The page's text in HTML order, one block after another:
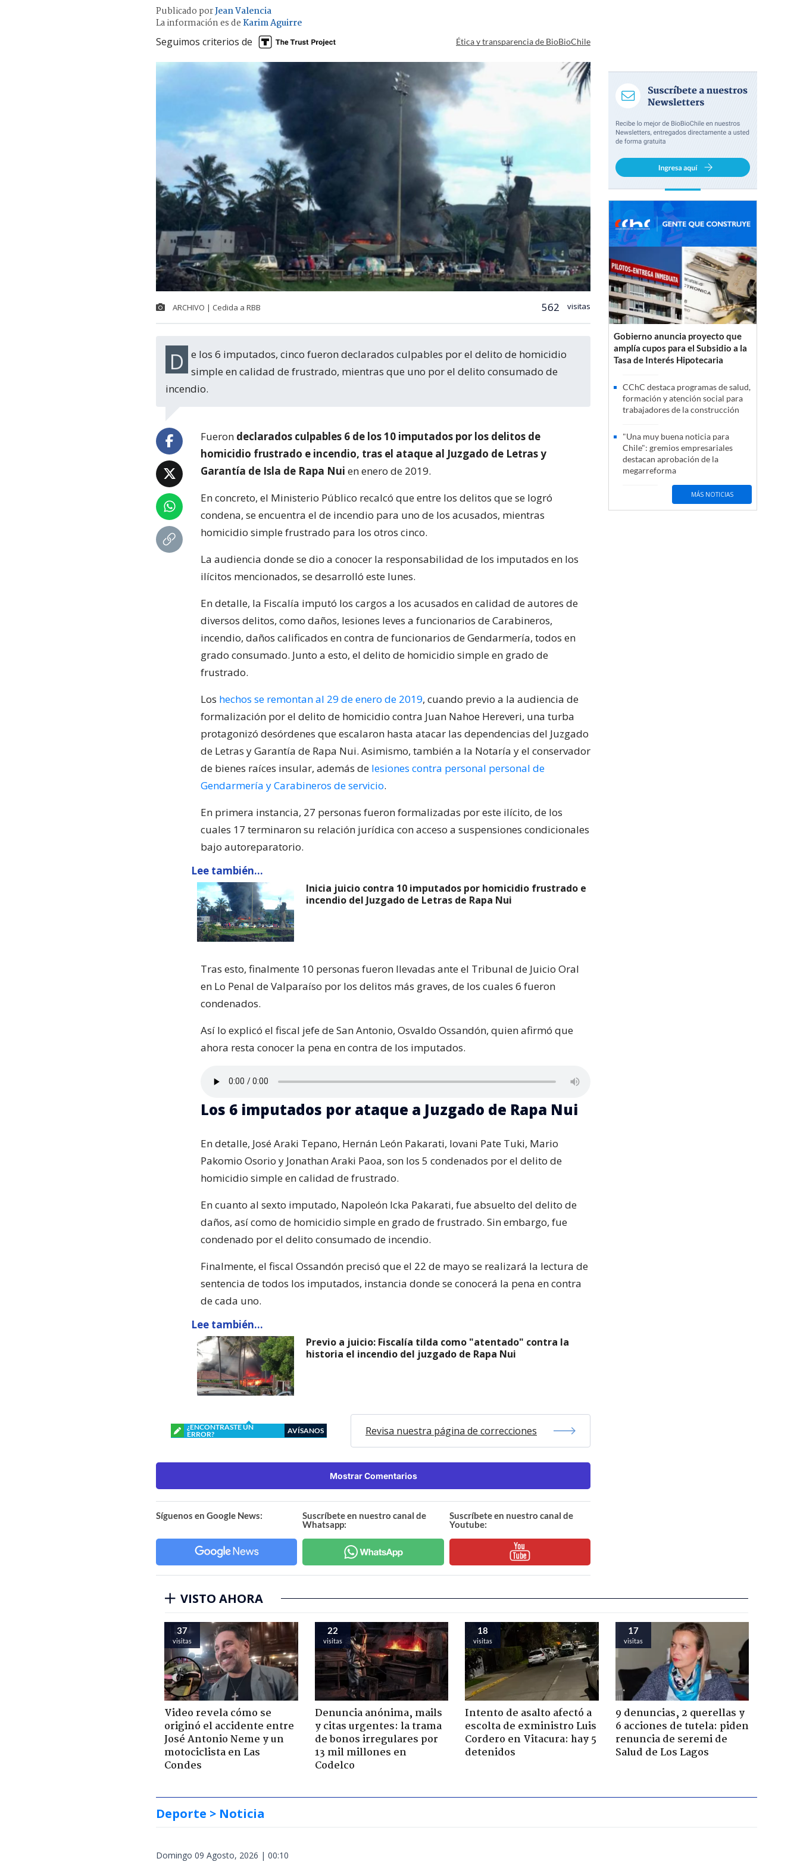
Publicado porJean Valencia
La información es deKarim Aguirre
Seguimos criterios de Ética y transparencia de BioBioChile
ARCHIVO | Cedida a RBB 562 visitas
De los 6 imputados, cinco fueron declarados culpables por el delito de homicidio
simple en calidad de frustrado, mientras que uno por el delito consumado de
incendio.
Fueron declarados culpables 6 de los 10 imputados por los delitos de
homicidio frustrado e incendio, tras el ataque al Juzgado de Letras y
Garantía de Isla de Rapa Nui en enero de 2019.
En concreto, el Ministerio Público recalcó que entre los delitos que se logró
condena, se encuentra el de incendio para uno de los acusados, mientras
homicidio simple frustrado para los otros cinco.
La audiencia donde se dio a conocer la responsabilidad de los imputados en los
ilícitos mencionados, se desarrolló este lunes.
En detalle, la Fiscalía imputó los cargos a los acusados en calidad de autores de
diversos delitos, como daños, lesiones leves a funcionarios de Carabineros,
incendio, daños calificados en contra de funcionarios de Gendarmería, todos en
grado consumado. Junto a esto, el delito de homicidio simple en grado de
frustrado.
Los hechos se remontan al 29 de enero de 2019, cuando previo a la audiencia de
formalización por el delito de homicidio contra Juan Nahoe Hereveri, una turba
protagonizó desórdenes que escalaron hasta atacar las dependencias del Juzgado
de Letras y Garantía de Rapa Nui. Asimismo, también a la Notaría y el conservador
de bienes raíces insular, además de lesiones contra personal personal de
Gendarmería y Carabineros de servicio.
En primera instancia, 27 personas fueron formalizadas por este ilícito, de los
cuales 17 terminaron su relación jurídica con acceso a suspensiones condicionales
bajo autoreparatorio.
Lee también...
Inicia juicio contra 10 imputados por homicidio frustrado e
incendio del Juzgado de Letras de Rapa Nui
Tras esto, finalmente 10 personas fueron llevadas ante el Tribunal de Juicio Oral
en Lo Penal de Valparaíso por los delitos más graves, de los cuales 6 fueron
condenados.
Así lo explicó el fiscal jefe de San Antonio, Osvaldo Ossandón, quien afirmó que
ahora resta conocer la pena en contra de los imputados.
Los 6 imputados por ataque a Juzgado de Rapa Nui
En detalle, José Araki Tepano, Hernán León Pakarati, Iovani Pate Tuki, Mario
Pakomio Osorio y Jonathan Araki Paoa, son los 5 condenados por el delito de
homicidio simple en calidad de frustrado.
En cuanto al sexto imputado, Napoleón Icka Pakarati, fue absuelto del delito de
daños, así como de homicidio simple en grado de frustrado. Sin embargo, fue
condenado por el delito consumado de incendio.
Finalmente, el fiscal Ossandón precisó que el 22 de mayo se realizará la lectura de
sentencia de todos los imputados, instancia donde se conocerá la pena en contra
de cada uno.
Lee también...
Previo a juicio: Fiscalía tilda como "atentado" contra la
historia el incendio del juzgado de Rapa Nui
¿ENCONTRASTE UN
ERROR?
AVÍSANOS Revisa nuestra página de correcciones
Mostrar Comentarios
Síguenos en Google News:
Suscríbete en nuestro canal de
Whatsapp:
Suscríbete en nuestro canal de
Youtube:
Gobierno anuncia proyecto que
amplía cupos para el Subsidio a la
Tasa de Interés Hipotecaria
CChC destaca programas de salud,
formación y atención social para
trabajadores de la construcción
"Una muy buena noticia para
Chile": gremios empresariales
destacan aprobación de la
megarreforma
MÁS NOTICIAS
VISTO AHORA
37
visitas
Video revela cómo se
originó el accidente entre
José Antonio Neme y un
motociclista en Las
Condes
22
visitas
Denuncia anónima, mails
y citas urgentes: la trama
de bonos irregulares por
13 mil millones en
Codelco
18
visitas
Intento de asalto afectó a
escolta de exministro Luis
Cordero en Vitacura: hay 5
detenidos
17
visitas
9 denuncias, 2 querellas y
6 acciones de tutela: piden
renuncia de seremi de
Salud de Los Lagos
Deporte > Noticia
Domingo 09 Agosto, 2026 | 00:10